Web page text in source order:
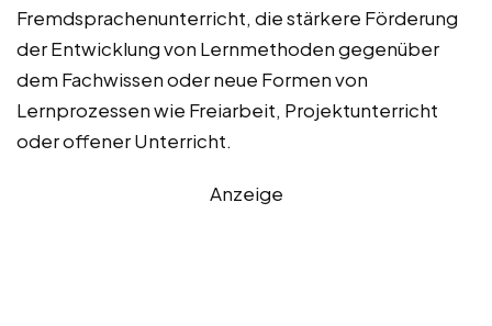
Fremdsprachenunterricht, die stärkere Förderung
der Entwicklung von Lernmethoden gegenüber
dem Fachwissen oder neue Formen von
Lernprozessen wie Freiarbeit, Projektunterricht
oder offener Unterricht.
Anzeige